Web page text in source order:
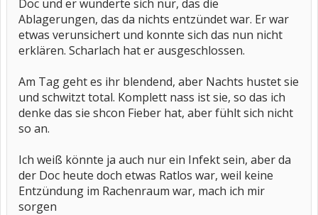
Doc und er wunderte sich nur, das die
Ablagerungen, das da nichts entzündet war. Er war
etwas verunsichert und konnte sich das nun nicht
erklären. Scharlach hat er ausgeschlossen.
Am Tag geht es ihr blendend, aber Nachts hustet sie
und schwitzt total. Komplett nass ist sie, so das ich
denke das sie shcon Fieber hat, aber fühlt sich nicht
so an.
Ich weiß könnte ja auch nur ein Infekt sein, aber da
der Doc heute doch etwas Ratlos war, weil keine
Entzündung im Rachenraum war, mach ich mir
sorgen